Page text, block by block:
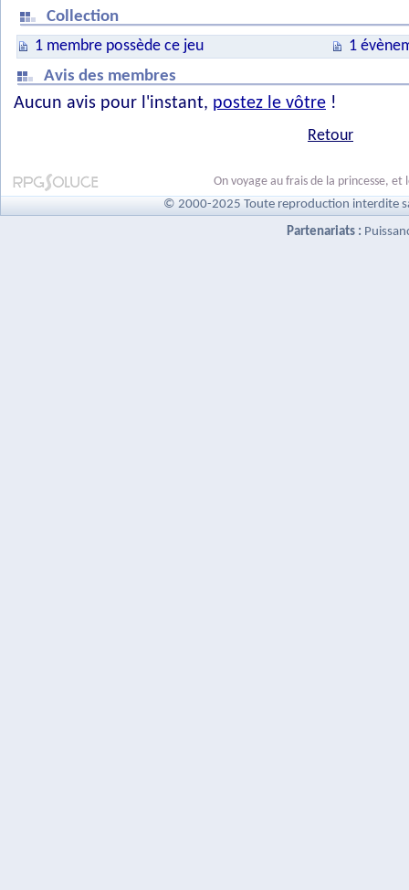
Collection
1 membre possède ce jeu
1
Avis des membres
Aucun avis pour l'instant, postez le vôtre !
Retour
On voyage au frais de la princesse,
© 2000-2025 Toute reproduction interdite
Partenariats :